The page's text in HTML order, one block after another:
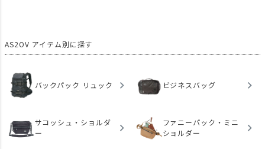
バックパック リュック ビジネスバッグ
サコッシュ・ショルダ
ー
ファニーパック・ミニ
ショルダー